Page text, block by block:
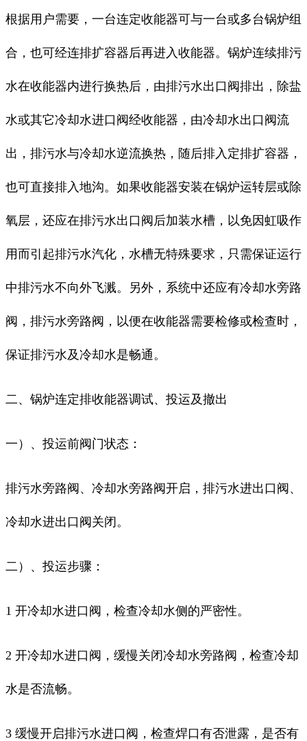
根据用户需要，一台连定收能器可与一台或多台锅炉组
合，也可经连排扩容器后再进入收能器。锅炉连续排污
水在收能器内进行换热后，由排污水出口阀排出，除盐
水或其它冷却水进口阀经收能器，由冷却水出口阀流
出，排污水与冷却水逆流换热，随后排入定排扩容器，
也可直接排入地沟。如果收能器安装在锅炉运转层或除
氧层，还应在排污水出口阀后加装水槽，以免因虹吸作
用而引起排污水汽化，水槽无特殊要求，只需保证运行
中排污水不向外飞溅。另外，系统中还应有冷却水旁路
阀，排污水旁路阀，以便在收能器需要检修或检查时，
保证排污水及冷却水是畅通。
二、锅炉连定排收能器调试、投运及撤出
一）、投运前阀门状态：
排污水旁路阀、冷却水旁路阀开启，排污水进出口阀、
冷却水进出口阀关闭。
二）、投运步骤：
1 开冷却水进口阀，检查冷却水侧的严密性。
2 开冷却水进口阀，缓慢关闭冷却水旁路阀，检查冷却
水是否流畅。
3 缓慢开启排污水进口阀，检查焊口有否泄露，是否有